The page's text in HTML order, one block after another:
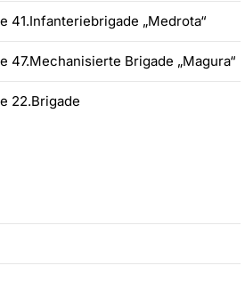
41.Infanteriebrigade „Medrota“
47.Mechanisierte Brigade „Magura“
22.Brigade